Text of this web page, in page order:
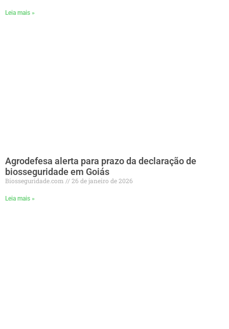
Leia mais »
Agrodefesa alerta para prazo da declaração de
biosseguridade em Goiás
Biosseguridade.com 26 de janeiro de 2026
Leia mais »